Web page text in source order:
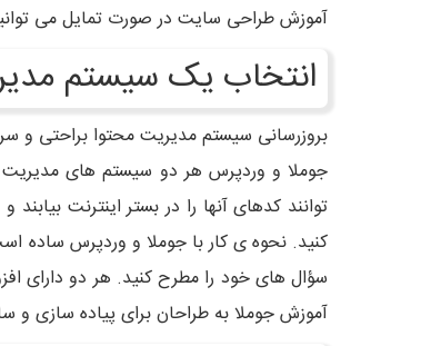
آموزش طراحی سایت در صورت تمایل می
انتخاب یک سیستم
بروزرسانی سیستم مدیریت محتوا براحتی و
جوملا و وردپرس هر دو سیستم های مدیریت
کنید. نحوه ی کار با جوملا و وردپرس ساده
سؤال های خود را مطرح کنید. هر دو دارای
آموزش جوملا به طراحان برای پیاده سازی